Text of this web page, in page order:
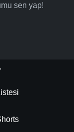
sen yap!